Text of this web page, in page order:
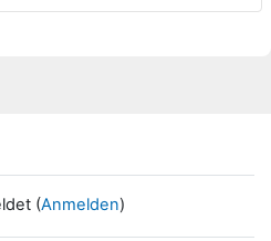
(Anmelden)